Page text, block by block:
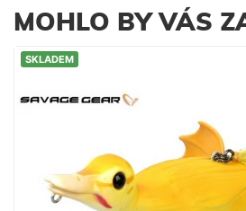
MOHLO BY VÁS
SKLADEM